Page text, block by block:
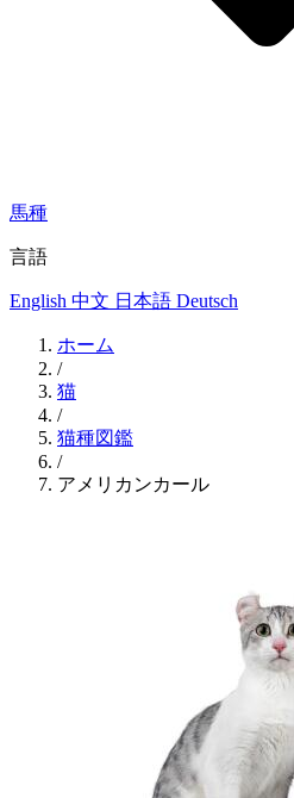
馬種
言語
English 中文 日本語 Deutsch
ホーム
/
猫
/
猫種図鑑
/
アメリカンカール